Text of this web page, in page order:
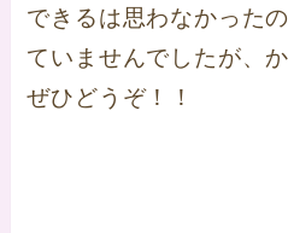
できるは思わなかった
ていませんでしたが、
ぜひどうぞ！！